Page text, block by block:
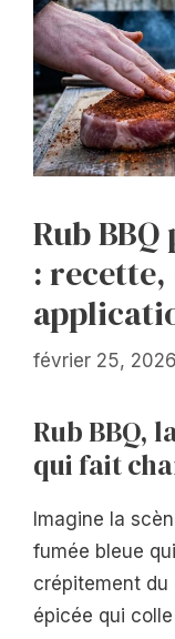
Rub
: recette,
février 25, 2026
Rub BBQ,
qui fait
Imagine la
fumée bleue
crépitement
épicée qui